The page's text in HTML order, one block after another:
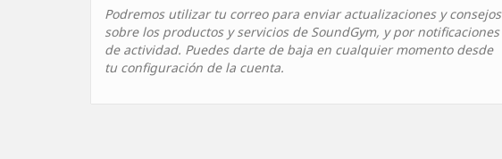
Podremos utilizar tu correo para enviar actualizaciones y consejos
sobre los productos y servicios de SoundGym, y por notificaciones
de actividad. Puedes darte de baja en cualquier momento desde
tu configuración de la cuenta.